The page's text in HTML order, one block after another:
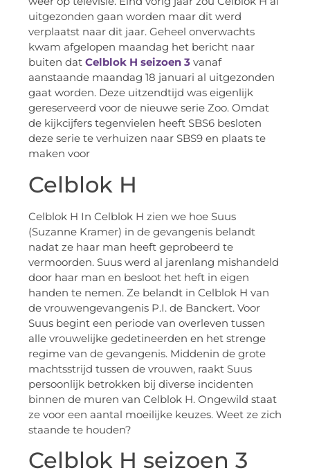
uitgezonden gaan worden maar dit werd
verplaatst naar dit jaar. Geheel onverwachts
kwam afgelopen maandag het bericht naar
buiten dat Celblok H seizoen 3 vanaf
aanstaande maandag 18 januari al uitgezonden
gaat worden. Deze uitzendtijd was eigenlijk
gereserveerd voor de nieuwe serie Zoo. Omdat
de kijkcijfers tegenvielen heeft SBS6 besloten
deze serie te verhuizen naar SBS9 en plaats te
maken voor
Celblok H
Celblok H In Celblok H zien we hoe Suus
(Suzanne Kramer) in de gevangenis belandt
nadat ze haar man heeft geprobeerd te
vermoorden. Suus werd al jarenlang mishandeld
door haar man en besloot het heft in eigen
handen te nemen. Ze belandt in Celblok H van
de vrouwengevangenis P.I. de Banckert. Voor
Suus begint een periode van overleven tussen
alle vrouwelijke gedetineerden en het strenge
regime van de gevangenis. Middenin de grote
machtsstrijd tussen de vrouwen, raakt Suus
persoonlijk betrokken bij diverse incidenten
binnen de muren van Celblok H. Ongewild staat
ze voor een aantal moeilijke keuzes. Weet ze zich
staande te houden?
Celblok H seizoen 3